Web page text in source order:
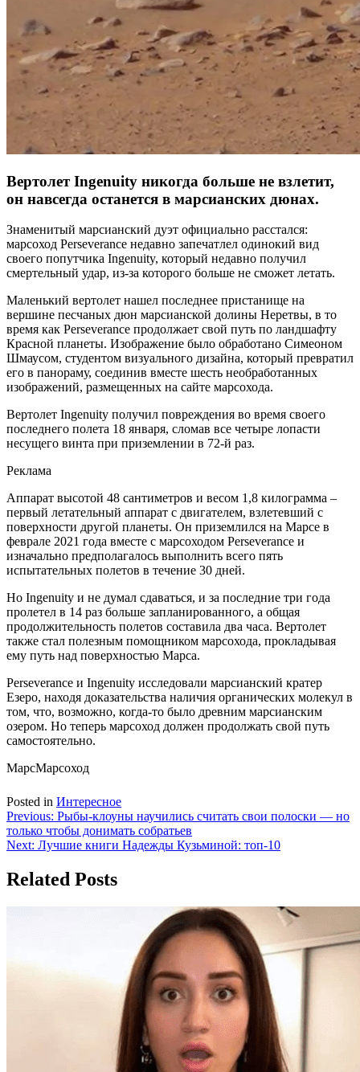
Вертолет Ingenuity никогда больше не взлетит,
он навсегда останется в марсианских дюнах.
Знаменитый марсианский дуэт официально расстался:
марсоход Perseverance недавно запечатлел одинокий вид
своего попутчика Ingenuity, который недавно получил
смертельный удар, из-за которого больше не сможет летать.
Маленький вертолет нашел последнее пристанище на
вершине песчаных дюн марсианской долины Неретвы, в то
время как Perseverance продолжает свой путь по ландшафту
Красной планеты. Изображение было обработано Симеоном
Шмаусом, студентом визуального дизайна, который превратил
его в панораму, соединив вместе шесть необработанных
изображений, размещенных на сайте марсохода.
Вертолет Ingenuity получил повреждения во время своего
последнего полета 18 января, сломав все четыре лопасти
несущего винта при приземлении в 72-й раз.
Реклама
Аппарат высотой 48 сантиметров и весом 1,8 килограмма –
первый летательный аппарат с двигателем, взлетевший с
поверхности другой планеты. Он приземлился на Марсе в
феврале 2021 года вместе с марсоходом Perseverance и
изначально предполагалось выполнить всего пять
испытательных полетов в течение 30 дней.
Но Ingenuity и не думал сдаваться, и за последние три года
пролетел в 14 раз больше запланированного, а общая
продолжительность полетов составила два часа. Вертолет
также стал полезным помощником марсохода, прокладывая
ему путь над поверхностью Марса.
Perseverance и Ingenuity исследовали марсианский кратер
Езеро, находя доказательства наличия органических молекул в
том, что, возможно, когда-то было древним марсианским
озером. Но теперь марсоход должен продолжать свой путь
самостоятельно.
МарсМарсоход
Posted in Интересное
Навигация
по
Previous: Рыбы-клоуны научились считать свои полоски — но
только чтобы донимать собратьев
Next: Лучшие книги Надежды Кузьминой: топ-10
Related Posts